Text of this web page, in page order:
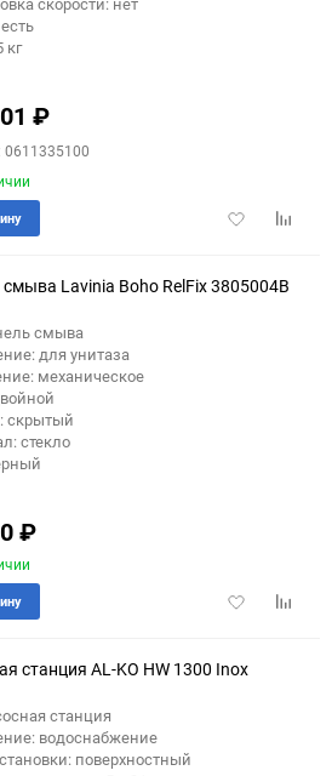
кг
₽
0611335100
Добавить
Lavinia Boho RelFix 3805004B
смыва
для унитаза
механическое
скрытый
стекло
₽
Добавить
станция AL-KO HW 1300 Inox
станция
водоснабжение
поверхностный